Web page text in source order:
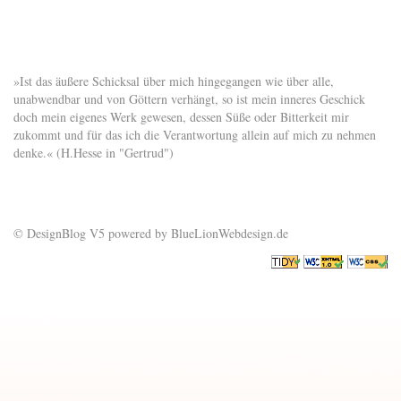
»Ist das äußere Schicksal über mich hingegangen wie über alle,
unabwendbar und von Göttern verhängt, so ist mein inneres Geschick
doch mein eigenes Werk gewesen, dessen Süße oder Bitterkeit mir
zukommt und für das ich die Verantwortung allein auf mich zu nehmen
denke.« (H.Hesse in "Gertrud")
© DesignBlog V5 powered by BlueLionWebdesign.de